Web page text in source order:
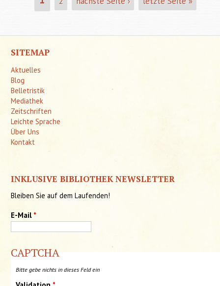
SITEMAP
Aktuelles
Blog
Belletristik
Mediathek
Zeitschriften
Leichte Sprache
Über Uns
Kontakt
INKLUSIVE BIBLIOTHEK NEWSLETTER
Bleiben Sie auf dem Laufenden!
E-Mail *
CAPTCHA
Bitte gebe nichts in dieses Feld ein